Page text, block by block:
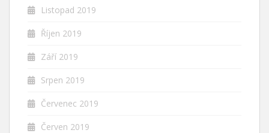
Listopad 2019
Říjen 2019
Září 2019
Srpen 2019
Červenec 2019
Červen 2019